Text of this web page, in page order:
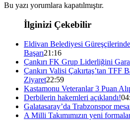
Bu yazı yorumlara kapatılmıştır.
İlginizi Çekebilir
Eldivan Belediyesi
Başarı21:16
Çankırı FK Grup Liderliğini
Çankırı Valisi Çakırtaş’tan TFF
Ziyaret22:59
Kastamonu Veteranlar 3 Puan
Derbilerin hakemleri açıklandı!
Galatasaray’da Trabzonspor
A Milli Takımımızın yeni